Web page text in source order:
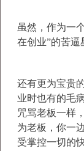
虽然，作为一
在创业”的苦逼
还有更为宝贵
业时也有的毛
咒骂老板一样
为老板，你一
受掌控一切的